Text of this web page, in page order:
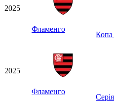
2025
Фламенго
Копа
2025
Фламенго